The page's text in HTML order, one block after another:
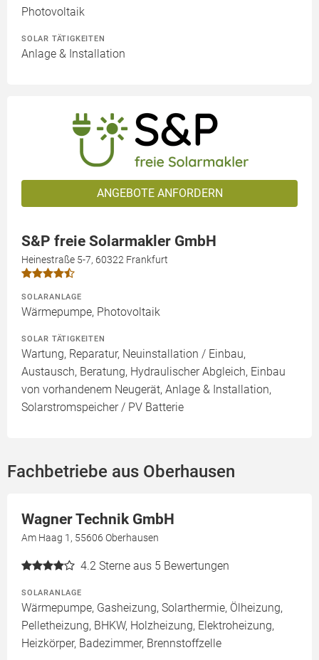
Photovoltaik
SOLAR TÄTIGKEITEN
Anlage & Installation
ANGEBOTE ANFORDERN
S&P freie Solarmakler GmbH
Heinestraße 5-7, 60322 Frankfurt
SOLARANLAGE
Wärmepumpe, Photovoltaik
SOLAR TÄTIGKEITEN
Wartung, Reparatur, Neuinstallation / Einbau,
Austausch, Beratung, Hydraulischer Abgleich, Einbau
von vorhandenem Neugerät, Anlage & Installation,
Solarstromspeicher / PV Batterie
Fachbetriebe aus Oberhausen
Wagner Technik GmbH
Am Haag 1, 55606 Oberhausen
4.2 Sterne aus 5 Bewertungen
SOLARANLAGE
Wärmepumpe, Gasheizung, Solarthermie, Ölheizung,
Pelletheizung, BHKW, Holzheizung, Elektroheizung,
Heizkörper, Badezimmer, Brennstoffzelle